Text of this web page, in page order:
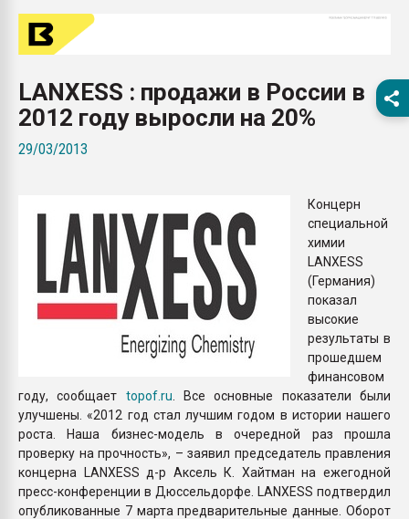
26.07.2022 "Сибирский
намного дороже
ПЕРЕЙТИ НА
LANXESS : продажи в России в
2012 году выросли на 20%
29/03/2013
Концерн
специальной
химии
LANXESS
(Германия)
показал
высокие
результаты в
прошедшем
финансовом
году, сообщает topof.ru . Все основные показатели были
улучшены. «2012 год стал лучшим годом в истории нашего
роста. Наша бизнес-модель в очередной раз прошла
проверку на прочность», – заявил председатель правления
концерна LANXESS д-р Аксель К. Хайтман на ежегодной
пресс-конференции в Дюссельдорфе. LANXESS подтвердил
опубликованные 7 марта предварительные данные. Оборот